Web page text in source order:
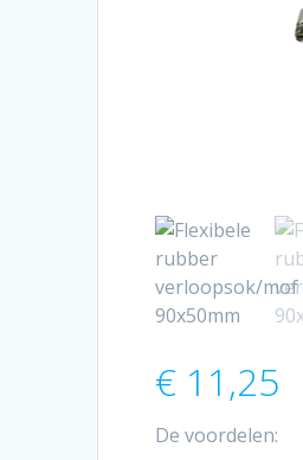
€ 11,25
De voordelen: